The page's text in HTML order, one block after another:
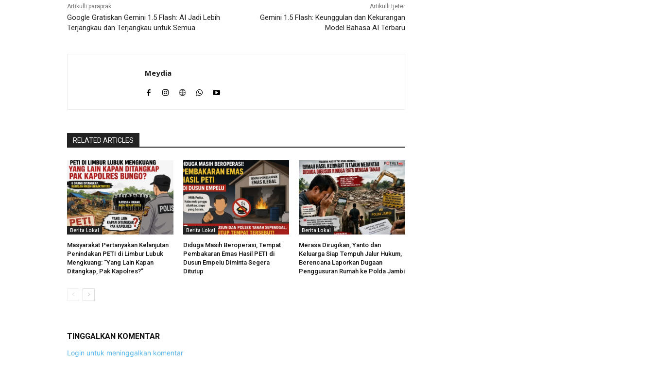
Artikulli paraprak
Google Gratiskan Gemini 1.5 Flash: AI Jadi Lebih
Terjangkau dan Terjangkau untuk Semua
Artikulli tjetër
Gemini 1.5 Flash: Keunggulan dan Kekurangan
Model Bahasa AI Terbaru
Meydia
RELATED ARTICLES
Berita Lokal
Masyarakat Pertanyakan Kelanjutan
Penindakan PETI di Limbur Lubuk
Mengkuang: “Yang Lain Kapan
Ditangkap, Pak Kapolres?”
Berita Lokal
Diduga Masih Beroperasi, Tempat
Pembakaran Emas Hasil PETI di
Dusun Empelu Diminta Segera
Ditutup
Berita Lokal
Merasa Dirugikan, Yanto dan
Keluarga Siap Tempuh Jalur Hukum,
Berencana Laporkan Dugaan
Penggusuran Rumah ke Polda Jambi
TINGGALKAN KOMENTAR
Login untuk meninggalkan komentar